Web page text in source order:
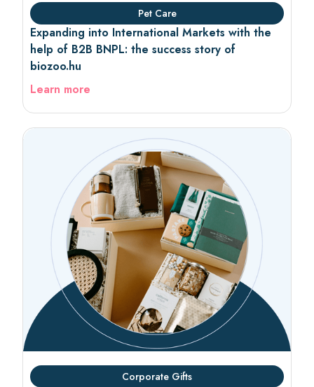
Pet Care
Expanding into International Markets with the
help of B2B BNPL: the success story of
biozoo.hu
Learn more
Corporate Gifts